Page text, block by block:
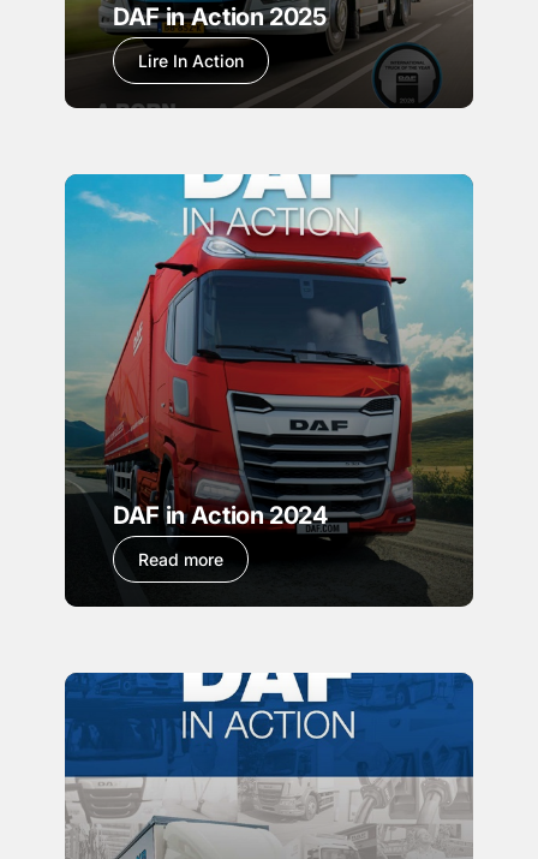
DAF in Action 2025
Lire In Action
DAF in Action 2024
Read more